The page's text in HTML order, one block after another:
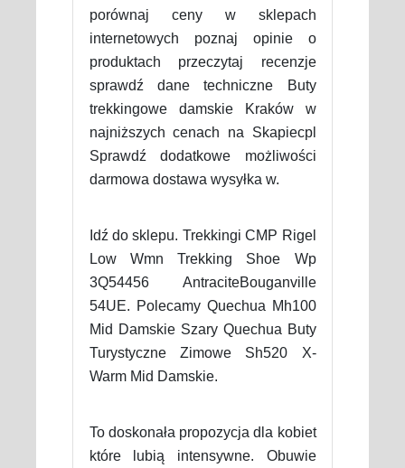
porównaj ceny w sklepach
internetowych poznaj opinie o
produktach przeczytaj recenzje
sprawdź dane techniczne Buty
trekkingowe damskie Kraków w
najniższych cenach na Skapiecpl
Sprawdź dodatkowe możliwości
darmowa dostawa wysyłka w.
Idź do sklepu. Trekkingi CMP Rigel
Low Wmn Trekking Shoe Wp
3Q54456 AntraciteBouganville
54UE. Polecamy Quechua Mh100
Mid Damskie Szary Quechua Buty
Turystyczne Zimowe Sh520 X-
Warm Mid Damskie.
To doskonała propozycja dla kobiet
które lubią intensywne. Obuwie